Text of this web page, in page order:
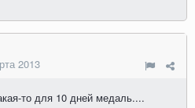
2013
то для 10 дней медаль....